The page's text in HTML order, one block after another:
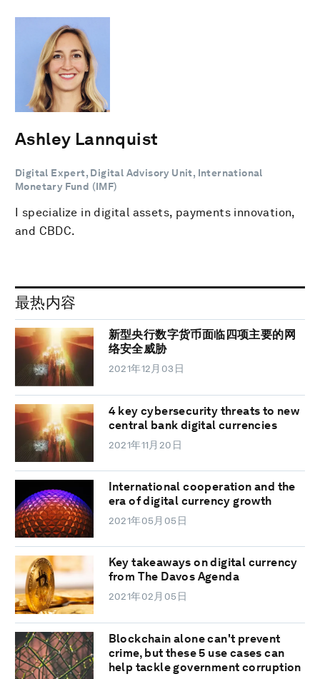
Ashley Lannquist
Digital Expert, Digital Advisory Unit, International
Monetary Fund (IMF)
I specialize in digital assets, payments innovation,
and CBDC.
最热内容
新型央行数字货币面临四项主要的网
络安全威胁
2021年12月03日
4 key cybersecurity threats to new
central bank digital currencies
2021年11月20日
International cooperation and the
era of digital currency growth
2021年05月05日
Key takeaways on digital currency
from The Davos Agenda
2021年02月05日
Blockchain alone can't prevent
crime, but these 5 use cases can
help tackle government corruption